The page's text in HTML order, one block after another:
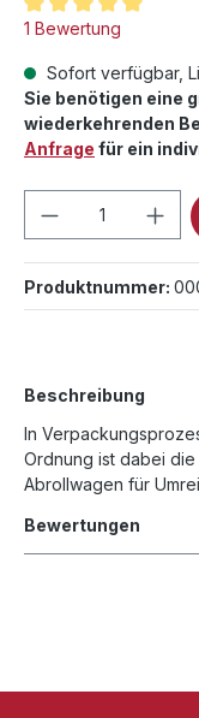
Durchschnittliche
1 Bewertung
Sofort verfügbar,
Sie benötigen eine
wiederkehrenden
Anfrage für ein
Produkt
Produktnummer:
Beschreibung
In
Ordnung ist dabei
Abrollwagen für
Bewertungen